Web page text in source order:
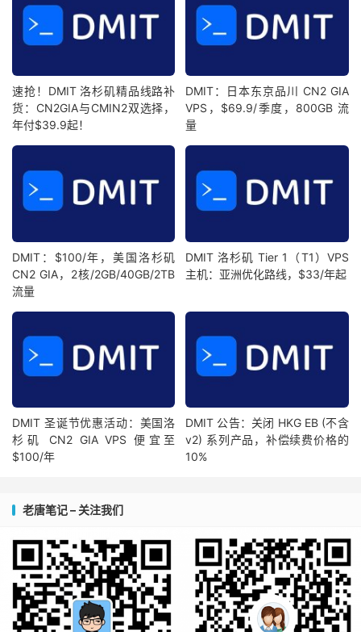
速抢！DMIT 洛杉矶精品线路补
货：CN2GIA与CMIN2双选择，
年付$39.9起！
DMIT：日本东京品川 CN2 GIA
VPS，$69.9/季度，800GB 流
量
DMIT：$100/年，美国洛杉矶
CN2 GIA，2核/2GB/40GB/2TB
流量
DMIT 洛杉矶 Tier 1（T1）VPS
主机：亚洲优化路线，$33/年起
DMIT 圣诞节优惠活动：美国洛
杉矶 CN2 GIA VPS 便宜至
$100/年
DMIT 公告：关闭 HKG EB (不含
v2) 系列产品，补偿续费价格的
10%
老唐笔记 – 关注我们